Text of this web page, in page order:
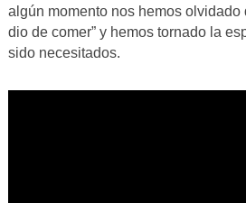
algún momento nos hemos olvidado
dio de comer” y hemos tornado la
sido necesitados.